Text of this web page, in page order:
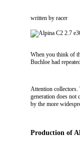
written by racer
When you think of
Buchloe had
Attention collectors.
generation does not
by the more
Production of